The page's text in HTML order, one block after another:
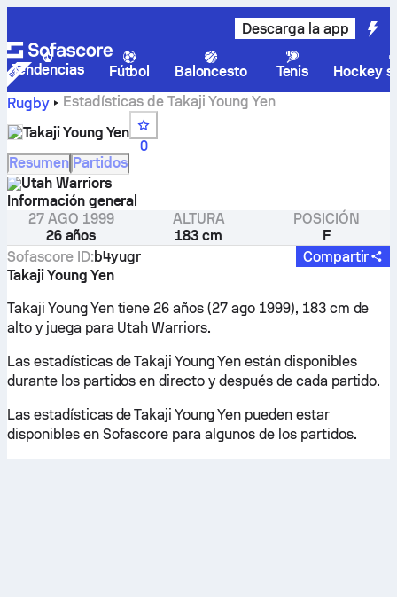
Descarga la app
Tendencias Fútbol Baloncesto Tenis
Hockey
Rugby
Estadísticas de Takaji Young Yen
Takaji Young Yen
0
Resumen Partidos
Utah Warriors
Información general
27 AGO 1999
26 años
ALTURA
183 cm
POSICIÓN
F
Sofascore ID:b4yugr
Compartir
Takaji Young Yen
Takaji Young Yen tiene 26 años (27 ago 1999), 183 cm de
alto y juega para Utah Warriors.
Las estadísticas de Takaji Young Yen están disponibles
durante los partidos en directo y después de cada partido.
Las estadísticas de Takaji Young Yen pueden estar
disponibles en Sofascore para algunos de los partidos.